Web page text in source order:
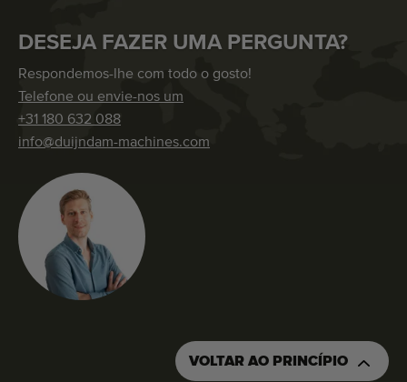
DESEJA FAZER UMA PERGUNTA?
Respondemos-lhe com todo o gosto!
Telefone ou envie-nos um
+31 180 632 088
info@duijndam-machines.com
VOLTAR AO PRINCÍPIO